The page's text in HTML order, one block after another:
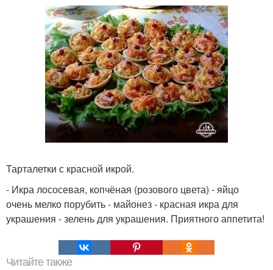
Тарталетки с красной икрой.
- Икра лососевая, копчёная (розового цвета) - яйцо
очень мелко порубить - майонез - красная икра для
украшения - зелень для украшения. Приятного аппетита!
Читайте также